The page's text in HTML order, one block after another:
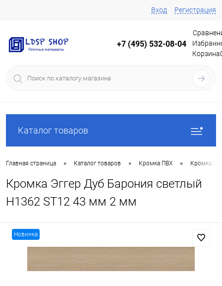
Вход Регистрация
+7 (495) 532-08-04
Корзина
Каталог товаров
Главная страница • Каталог товаров • Кромка ПВХ • Кромка
Кромка Эггер Дуб Барония светлый
H1362 ST12 43 мм 2 мм
Новинка